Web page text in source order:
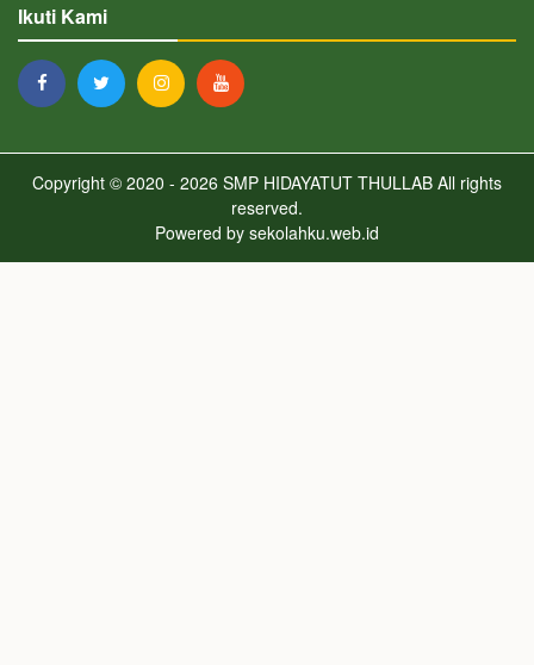
Ikuti Kami
Copyright © 2020 - 2026 SMP HIDAYATUT THULLAB All rights
reserved.
Powered by sekolahku.web.id